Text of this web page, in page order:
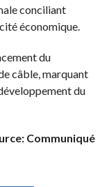
conciliant
économique.
du
câble, marquant
du
Communiqué